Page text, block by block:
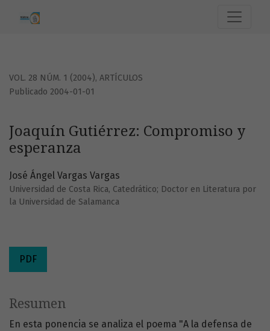
VOL. 28 NÚM. 1 (2004), ARTÍCULOS
Joaquín Gutiérrez: Compromiso y
esperanza
Publicado 2004-01-01
José Ángel Vargas Vargas
Universidad de Costa Rica, Catedrático; Doctor en Literatura por
la Universidad de Salamanca
PDF
Resumen
En esta ponencia se analiza el poema "A la defensa de